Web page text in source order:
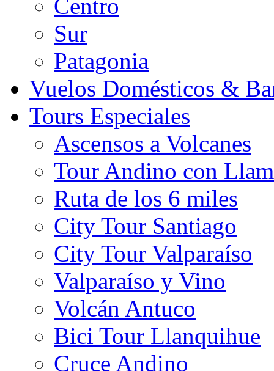
Centro
Sur
Patagonia
Vuelos Domésticos &
Tours Especiales
Ascensos a Volcanes
Tour Andino con
Ruta de los 6 miles
City Tour Santiago
City Tour Valparaíso
Valparaíso y Vino
Volcán Antuco
Bici Tour Llanquihue
Cruce Andino